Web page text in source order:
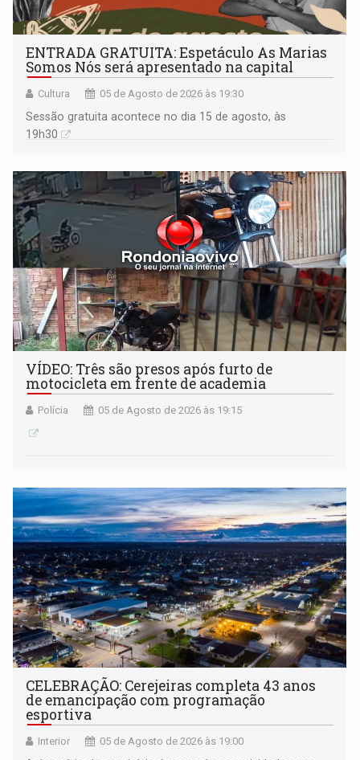
ENTRADA GRATUITA: Espetáculo As Marias
Somos Nós será apresentado na capital
Cultura 05 de Agosto de 2026 às 19:30
Sessão gratuita acontece no dia 15 de agosto, às
19h30
VÍDEO: Três são presos após furto de
motocicleta em frente de academia
Polícia 05 de Agosto de 2026 às 19:15
CELEBRAÇÃO: Cerejeiras completa 43 anos
de emancipação com programação
esportiva
Interior 05 de Agosto de 2026 às 19:00